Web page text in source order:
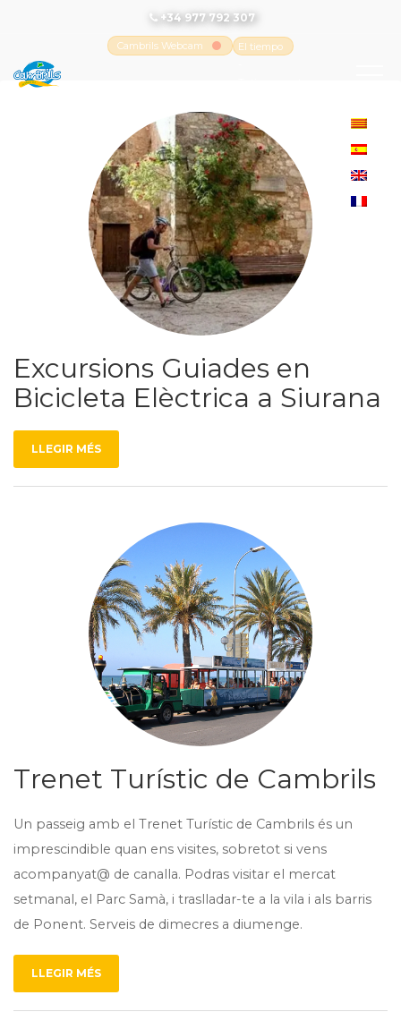
+34 977 792 307
Cambrils Webcam
El tiempo
Excursions Guiades en
Bicicleta Elèctrica a Siurana
LLEGIR MÉS
Trenet Turístic de Cambrils
Un passeig amb el Trenet Turístic de Cambrils és un
imprescindible quan ens visites, sobretot si vens
acompanyat@ de canalla. Podras visitar el mercat
setmanal, el Parc Samà, i traslladar-te a la vila i als barris
de Ponent. Serveis de dimecres a diumenge.
LLEGIR MÉS